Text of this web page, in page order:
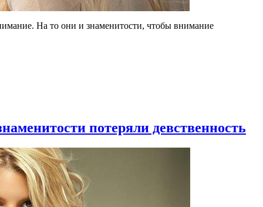
На то они и знаменитости, чтобы внимание
потеряли девственность